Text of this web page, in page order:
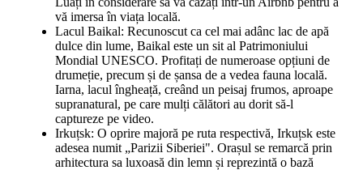
vă imersa în viața locală.
Lacul Baikal: Recunoscut ca cel mai adânc lac de apă
dulce din lume, Baikal este un sit al Patrimoniului
Mondial UNESCO. Profitați de numeroase opțiuni de
drumeție, precum și de șansa de a vedea fauna locală.
Iarna, lacul îngheață, creând un peisaj frumos, aproape
supranatural, pe care mulți călători au dorit să-l
captureze pe video.
Irkuțsk: O oprire majoră pe ruta respectivă, Irkuțsk este
adesea numit „Parizii Siberiei". Orașul se remarcă prin
arhitectura sa luxoasă din lemn și reprezintă o bază